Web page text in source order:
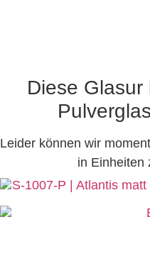
Diese
Leider können wir
in Einheiten